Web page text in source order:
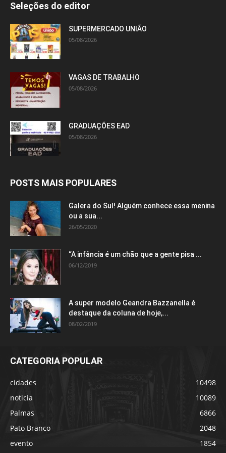
Seleções do editor
SUPERMERCADO UNIÃO
05/08/2026
VAGAS DE TRABALHO
05/08/2026
GRADUAÇÕES EAD
05/08/2026
POSTS MAIS POPULARES
Galera do Sul! Alguém conhece essa menina
ou a sua...
26/05/2020
“A infância é um chão que a gente pisa ...
06/12/2019
A super modelo Geandra Bazzanella é
destaque da coluna de hoje,...
08/02/2019
CATEGORIA POPULAR
cidades
10498
noticia
10089
Palmas
6866
Pato Branco
2048
evento
1854